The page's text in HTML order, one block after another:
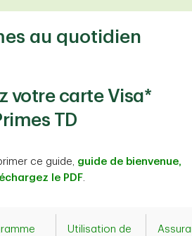
au quotidien
votre carte Visa*
TD
ce guide, guide de bienvenue,
le PDF.
Utilisation de